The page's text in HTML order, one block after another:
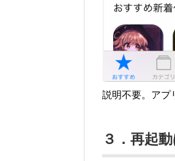
説明不要。アプ
３．再起